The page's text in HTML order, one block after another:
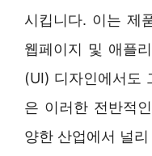
시킵니다. 이는 제
웹페이지 및 애플
(UI) 디자인에서도
은 이러한 전반적
양한 산업에서 널